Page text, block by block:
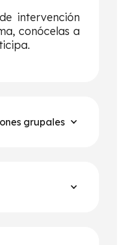
intervención
conócelas a
grupales